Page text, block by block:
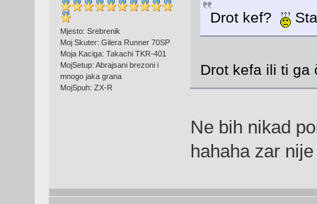
Mjesto: Srebrenik
Moj Skuter: Gilera Runner 70SP
Moja Kaciga: Takachi TKR-401
MojSetup: Abrajsani brezoni i
mnogo jaka grana
MojSpuh: ZX-R
Drot kef?
Drot kefa ili ti ga
Ne bih nikad
hahaha zar